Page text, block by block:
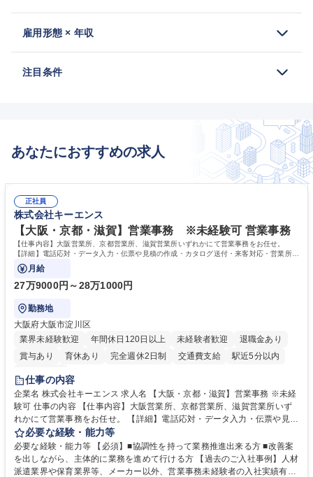
雇用形態 × 年収
注目条件
あなたにおすすめの求人
正社員
株式会社キーエンス
【大阪・京都・滋賀】営業事務 ※未経験可 営業事務
【仕事内容】大阪営業所、京都営業所、滋賀営業所いずれかにて営業事務をお任せ。
【詳細】電話応対・データ入力・伝票や見積の作成・カタログ送付・来客対応・営業所内
で発生する事務業務や業務改善をお任せ。
月給
27万9000円～28万1000円
勤務地
大阪府大阪市淀川区
業界未経験歓迎
年間休日120日以上 未経験者歓迎
退職金あり
賞与あり
育休あり 完全週休2日制 交通費支給
駅近5分以内
土日祝休み
仕事の内容
企業名 株式会社キーエンス 求人名 【大阪・京都・滋賀】営業事務 ※未経
験可 仕事の内容 【仕事内容】大阪営業所、京都営業所、滋賀営業所いず
れかにて営業事務をお任せ。 【詳細】電話応対・データ入力・伝票や見積
の作成・カタログ送付・来客対応・営業所内で発生する事務業務や業務改
善をお任せ。 【教育制度】ご入社後、育成担当とペアになりながらOJTに
て業務を覚えていただくことが可能です。業務システムがきちんと構築さ
れているため、スムーズに仕事に慣れることができる環境です。また、
必要な経験・能力等
必要な経験・能力等 【必須】■協調性を持って業務推進出来る方 ■改善案
を出しながら、主体的に業務を進めて行ける方 【過去のご入社事例】人材
派遣業界や保育業界等、メーカー以外、営業事務未経験者の入社実績有